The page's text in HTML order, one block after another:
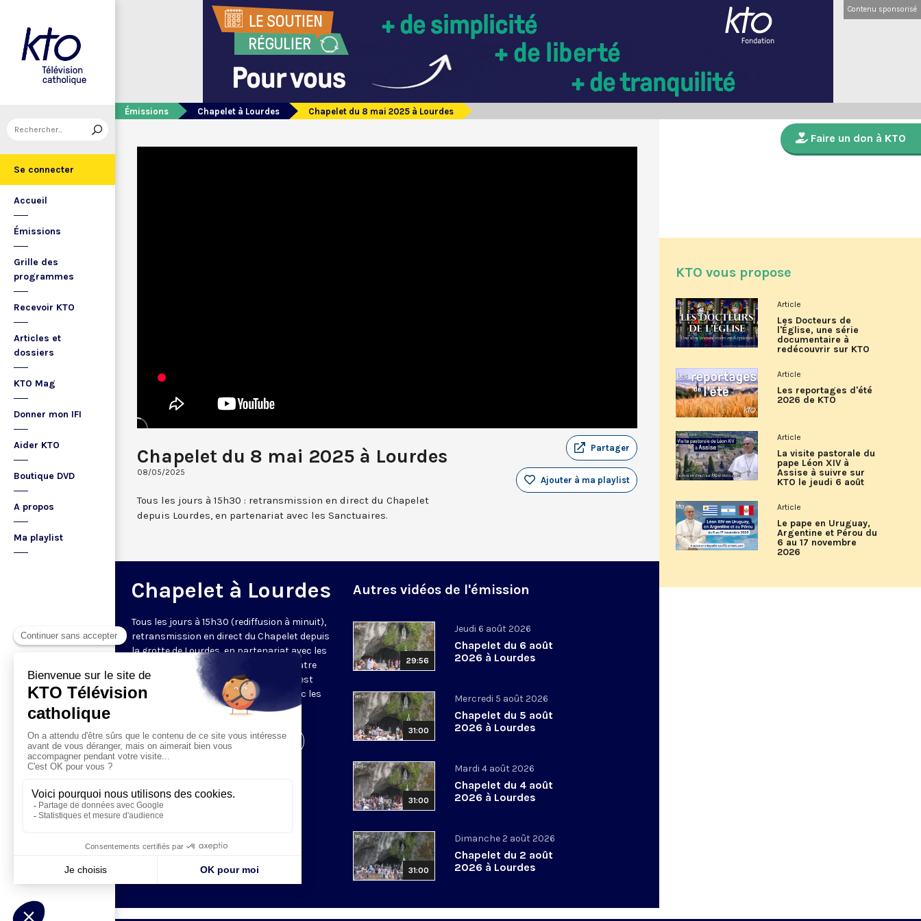
Se connecter
Accueil
Émissions
Grille des
programmes
Recevoir KTO
Articles et
dossiers
KTO Mag
Donner mon IFI
Aider KTO
Boutique DVD
A propos
Ma playlist
Contenu sponsorisé
Émissions Chapelet à Lourdes Chapelet du 8 mai 2025 à Lourdes
Chapelet du 8 mai 2025 à Lourdes
08/05/2025
Partager
Ajouter à ma playlist
Tous les jours à 15h30 : retransmission en direct du Chapelet
depuis Lourdes, en partenariat avec les Sanctuaires.
Chapelet à Lourdes
Tous les jours à 15h30 (rediffusion à minuit),
retransmission en direct du Chapelet depuis
la grotte de Lourdes, en partenariat avec les
Sanctuaires. Chaque jour, l'une des quatre
méditations des mystères du Rosaire est
proposée en communion de prière avec les
Visiter la page de l'émission
Autres vidéos de l'émission
29:56
Jeudi 6 août 2026
Chapelet du 6 août
2026 à Lourdes
31:00
Mercredi 5 août 2026
Chapelet du 5 août
2026 à Lourdes
31:00
Mardi 4 août 2026
Chapelet du 4 août
2026 à Lourdes
31:00
Dimanche 2 août 2026
Chapelet du 2 août
2026 à Lourdes
Faire un don à KTO
KTO vous propose
Article
Les Docteurs de
l'Église, une série
documentaire à
redécouvrir sur KTO
Article
Les reportages d'été
2026 de KTO
Article
La visite pastorale du
pape Léon XIV à
Assise à suivre sur
KTO le jeudi 6 août
Article
Le pape en Uruguay,
Argentine et Pérou du
6 au 17 novembre
2026